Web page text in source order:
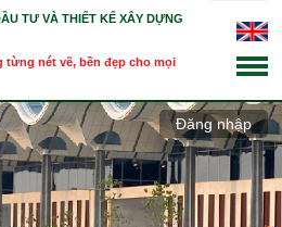
TƯ VÀ THIẾT KẾ XÂY DỰNG
từng nét vẽ, bền đẹp cho mọi
Đăng nhập